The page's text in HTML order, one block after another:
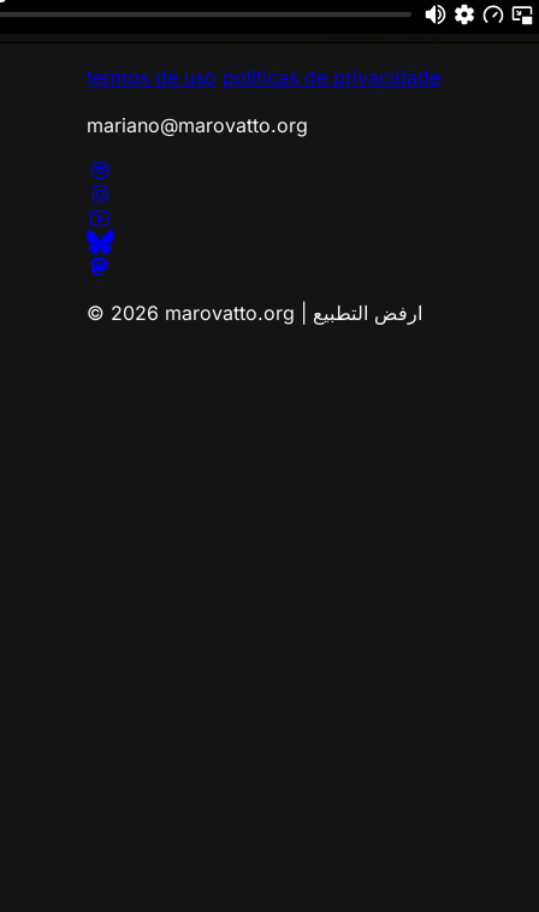
termos de uso políticas de privacidade
mariano@marovatto.org
© 2026 marovatto.org | ارفض التطبيع